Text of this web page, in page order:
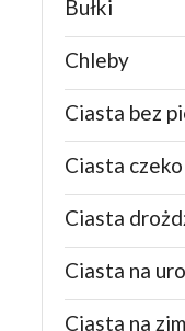
Bułki
Chleby
Ciasta bez
Ciasta
Ciasta
Ciasta na
Ciasta na